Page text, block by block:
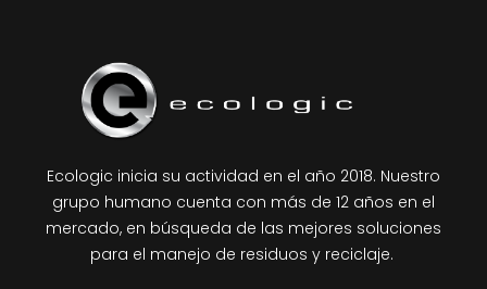
Ecologic inicia su actividad en el año 2018. Nuestro
grupo humano cuenta con más de 12 años en el
mercado, en búsqueda de las mejores soluciones
para el manejo de residuos y reciclaje.